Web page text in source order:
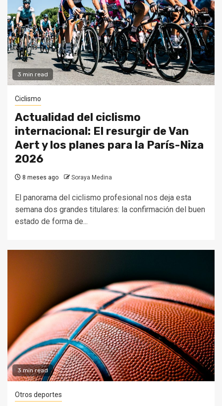
3 min read
Ciclismo
Actualidad del ciclismo
internacional: El resurgir de Van
Aert y los planes para la París-Niza
2026
8 meses ago Soraya Medina
El panorama del ciclismo profesional nos deja esta
semana dos grandes titulares: la confirmación del buen
estado de forma de...
3 min read
Otros deportes